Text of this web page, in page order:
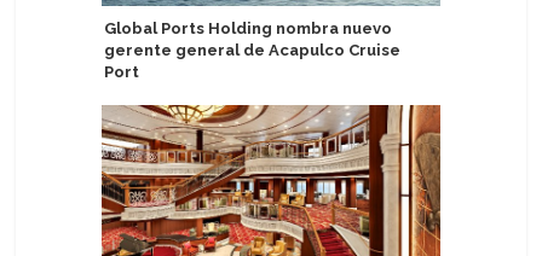
Global Ports Holding nombra nuevo
gerente general de Acapulco Cruise
Port